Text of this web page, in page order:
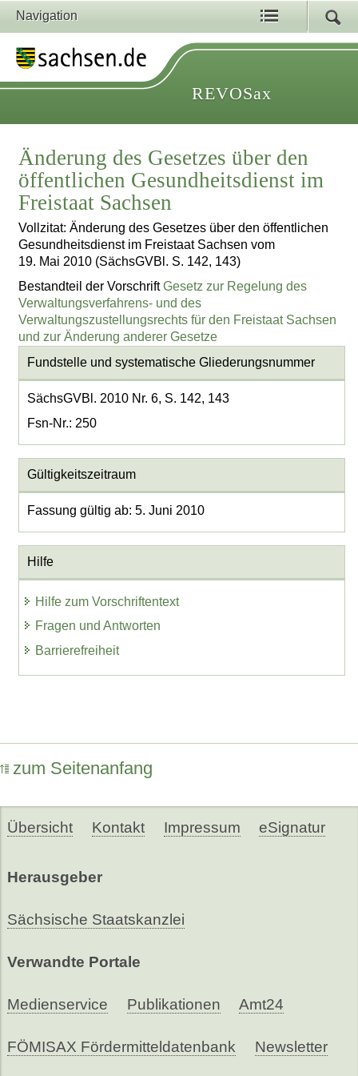
Navigation
REVOSax
Änderung des Gesetzes über den
öffentlichen Gesundheitsdienst im
Freistaat Sachsen
Vollzitat: Änderung des Gesetzes über den öffentlichen
Gesundheitsdienst im Freistaat Sachsen vom
19. Mai 2010 (SächsGVBl. S. 142, 143)
Bestandteil der VorschriftGesetz zur Regelung des
Verwaltungsverfahrens- und des
Verwaltungszustellungsrechts für den Freistaat Sachsen
und zur Änderung anderer Gesetze
Fundstelle und systematische Gliederungsnummer
SächsGVBl. 2010 Nr. 6, S. 142, 143
Fsn-Nr.: 250
Gültigkeitszeitraum
Fassung gültig ab: 5. Juni 2010
Hilfe
Hilfe zum Vorschriftentext
Fragen und Antworten
Barrierefreiheit
zum Seitenanfang
Übersicht Kontakt Impressum eSignatur
Herausgeber
Sächsische Staatskanzlei
Verwandte Portale
Medienservice Publikationen Amt24
FÖMISAX Fördermitteldatenbank Newsletter